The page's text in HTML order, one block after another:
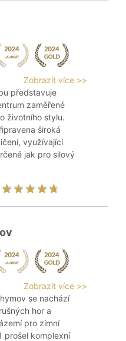
Zobrazit více >>
představuje
zaměřené
životního stylu.
široká
využívající
jak pro silový
Zobrazit více >>
se nachází
hor a
pro zimní
prošel komplexní